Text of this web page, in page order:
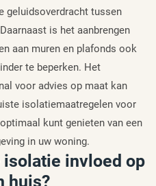
geluidsoverdracht tussen
is het aanbrengen
aan muren en plafonds ook
te beperken. Het
voor advies op maat kan
isolatiemaatregelen voor
kunt genieten van een
in uw woning.
invloed op
huis?